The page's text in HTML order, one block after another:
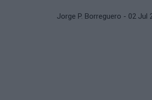
Jorge P. Borreguero - 02 Jul